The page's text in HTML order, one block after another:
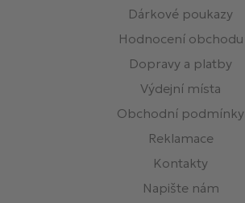
Dárkové poukazy
Hodnocení obchodu
Dopravy a platby
Výdejní místa
Obchodní podmínky
Reklamace
Kontakty
Napište nám